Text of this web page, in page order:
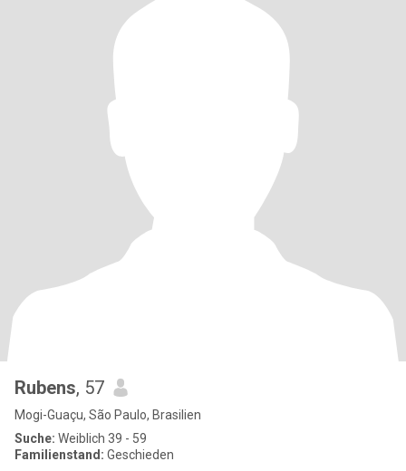
Rubens, 57
Mogi-Guaçu, São Paulo, Brasilien
Suche: Weiblich 39 - 59
Familienstand: Geschieden